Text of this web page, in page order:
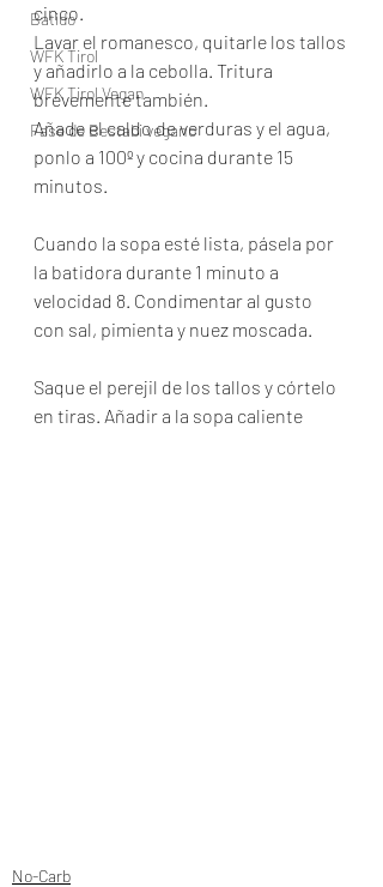
Batido
WFK Tirol
WFK Tirol Vegan
Fase de Bestabi vegano
cinco.
Lavar el romanesco, quitarle los tallos
y añadirlo a la cebolla. Tritura
brevemente también.
Añade el caldo de verduras y el agua,
ponlo a 100º y cocina durante 15
minutos.
Cuando la sopa esté lista, pásela por
la batidora durante 1 minuto a
velocidad 8. Condimentar al gusto
con sal, pimienta y nuez moscada.
Saque el perejil de los tallos y córtelo
en tiras. Añadir a la sopa caliente
No-Carb